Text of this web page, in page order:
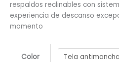
respaldos reclinables con
experiencia de descanso
momento
Color